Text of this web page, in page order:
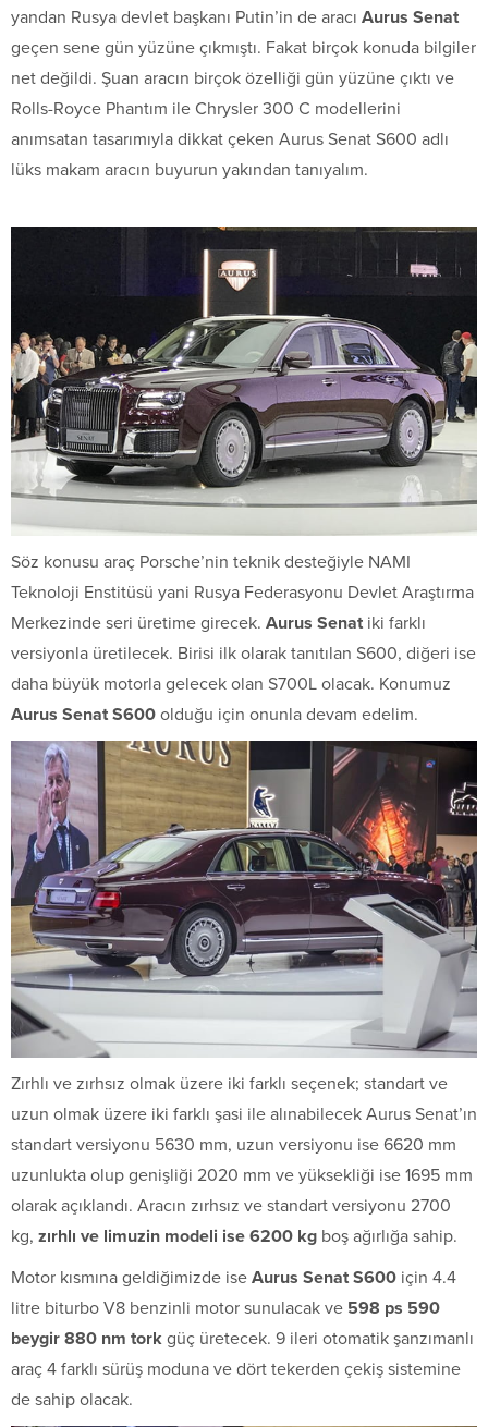
yandan Rusya devlet başkanı Putin’in de aracı Aurus Senat
geçen sene gün yüzüne çıkmıştı. Fakat birçok konuda bilgiler
net değildi. Şuan aracın birçok özelliği gün yüzüne çıktı ve
Rolls-Royce Phantım ile Chrysler 300 C modellerini
anımsatan tasarımıyla dikkat çeken Aurus Senat S600 adlı
lüks makam aracın buyurun yakından tanıyalım.
Söz konusu araç Porsche’nin teknik desteğiyle NAMI
Teknoloji Enstitüsü yani Rusya Federasyonu Devlet Araştırma
Merkezinde seri üretime girecek. Aurus Senat iki farklı
versiyonla üretilecek. Birisi ilk olarak tanıtılan S600, diğeri ise
daha büyük motorla gelecek olan S700L olacak. Konumuz
Aurus Senat S600 olduğu için onunla devam edelim.
Zırhlı ve zırhsız olmak üzere iki farklı seçenek; standart ve
uzun olmak üzere iki farklı şasi ile alınabilecek Aurus Senat’ın
standart versiyonu 5630 mm, uzun versiyonu ise 6620 mm
uzunlukta olup genişliği 2020 mm ve yüksekliği ise 1695 mm
olarak açıklandı. Aracın zırhsız ve standart versiyonu 2700
kg, zırhlı ve limuzin modeli ise 6200 kg boş ağırlığa sahip.
Motor kısmına geldiğimizde ise Aurus Senat S600 için 4.4
litre biturbo V8 benzinli motor sunulacak ve 598 ps 590
beygir 880 nm tork güç üretecek. 9 ileri otomatik şanzımanlı
araç 4 farklı sürüş moduna ve dört tekerden çekiş sistemine
de sahip olacak.